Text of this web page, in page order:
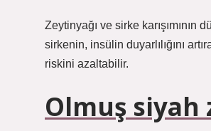
Zeytinyağı ve sirke
sirkenin, insülin duyarlılığını
riskini azaltabilir.
Olmuş siyah